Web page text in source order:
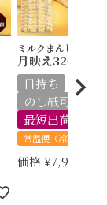
ミルクまんじゅう
月映え32個入
日持ち
のし紙可
最短出荷対象
常温便（冷蔵可）
価格¥7,930